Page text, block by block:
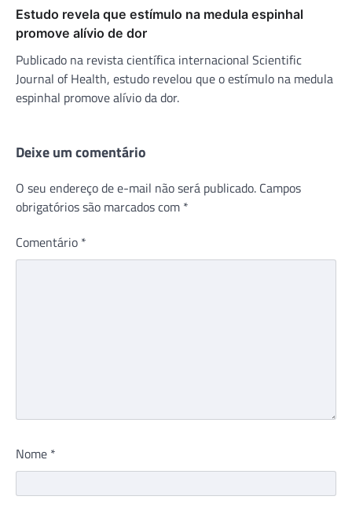
Estudo revela que estímulo na medula espinhal
promove alívio de dor
Publicado na revista científica internacional Scientific
Journal of Health, estudo revelou que o estímulo na medula
espinhal promove alívio da dor.
Deixe um comentário
O seu endereço de e-mail não será publicado. Campos
obrigatórios são marcados com *
Comentário *
Nome *